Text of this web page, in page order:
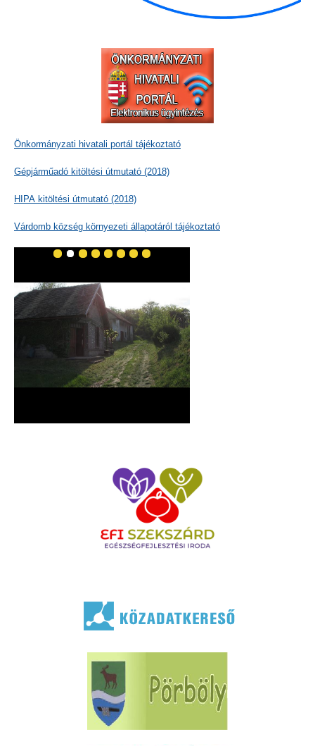
Önkormányzati hivatali portál tájékoztató
Gépjárműadó kitöltési útmutató (2018)
HIPA kitöltési útmutató (2018)
Várdomb község környezeti állapotáról tájékoztató